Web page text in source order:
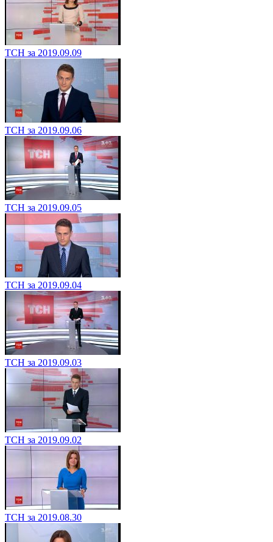
ТСН за 2019.09.09
ТСН за 2019.09.06
ТСН за 2019.09.05
ТСН за 2019.09.04
ТСН за 2019.09.03
ТСН за 2019.09.02
ТСН за 2019.08.30